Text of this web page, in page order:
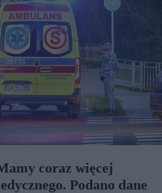
coraz więcej
Podano dane